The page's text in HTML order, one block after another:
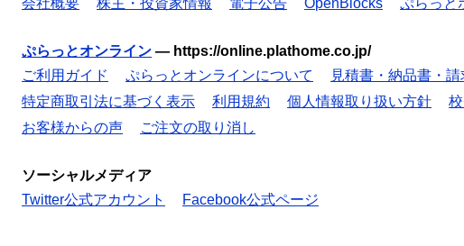
ぷらっとオンライン — https://online.plathome.co.jp/
ご利用ガイド
ぷらっとオンラインについて 見積書・納品書・
特定商取引法に基づく表示
利用規約 個人情報取り扱い方針
お客様からの声
ご注文の取り消し
ソーシャルメディア
Twitter公式アカウント
Facebook公式ページ